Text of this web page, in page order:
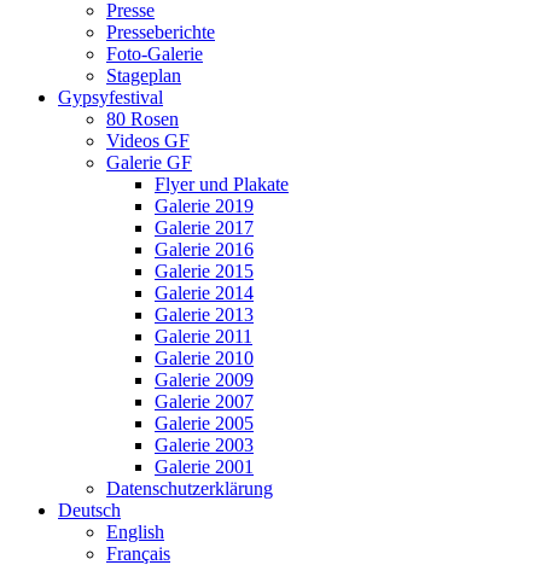
Presse
Presseberichte
Foto-Galerie
Stageplan
Gypsyfestival
80 Rosen
Videos GF
Galerie GF
Flyer und Plakate
Galerie 2019
Galerie 2017
Galerie 2016
Galerie 2015
Galerie 2014
Galerie 2013
Galerie 2011
Galerie 2010
Galerie 2009
Galerie 2007
Galerie 2005
Galerie 2003
Galerie 2001
Datenschutzerklärung
Deutsch
English
Français